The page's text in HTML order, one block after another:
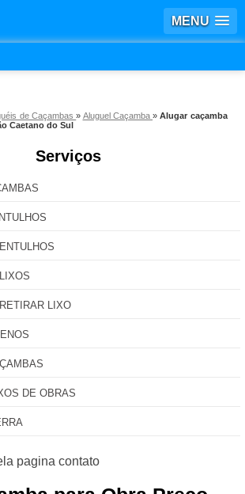
MENU
de Caçambas» Aluguel Caçamba»Alugar caçamba
Caetano do Sul
Serviços
LIXO
DE OBRAS